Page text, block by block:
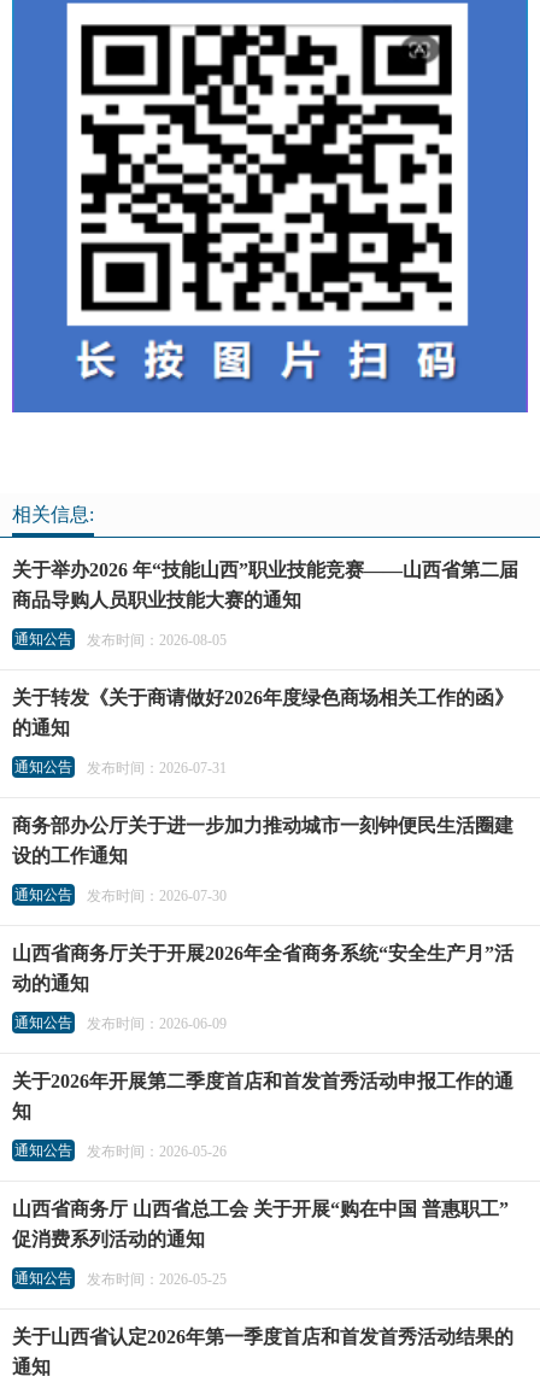
相关信息:
关于举办2026 年“技能山西”职业技能竞赛——山西省第二届
商品导购人员职业技能大赛的通知
通知公告 发布时间：2026-08-05
关于转发《关于商请做好2026年度绿色商场相关工作的函》
的通知
通知公告 发布时间：2026-07-31
商务部办公厅关于进一步加力推动城市一刻钟便民生活圈建
设的工作通知
通知公告 发布时间：2026-07-30
山西省商务厅关于开展2026年全省商务系统“安全生产月”活
动的通知
通知公告 发布时间：2026-06-09
关于2026年开展第二季度首店和首发首秀活动申报工作的通
知
通知公告 发布时间：2026-05-26
山西省商务厅 山西省总工会 关于开展“购在中国 普惠职工”
促消费系列活动的通知
通知公告 发布时间：2026-05-25
关于山西省认定2026年第一季度首店和首发首秀活动结果的
通知